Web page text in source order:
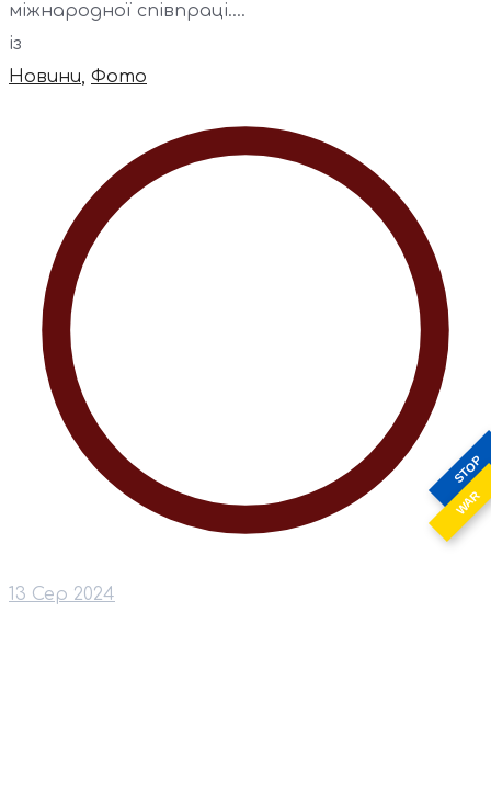
STOP
WAR
міжнародної співпраці....
із
Новини, Фото
13 Сер 2024